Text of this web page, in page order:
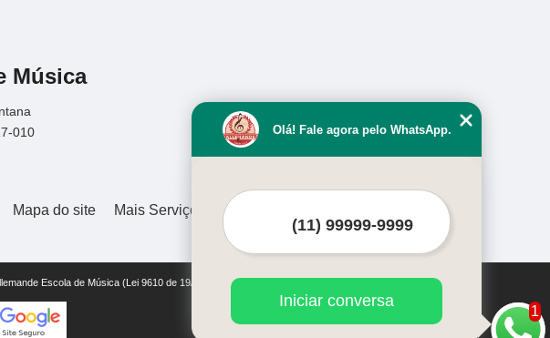
Música
010
Mapa do site Mais Serviços
Escola de Música (Lei 9610 de 19/02/1998)
1
Olá! Fale agora pelo WhatsApp.
Iniciar conversa